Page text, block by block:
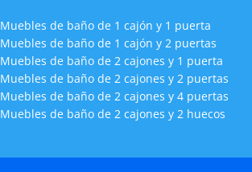
Muebles de baño de 1 cajón y 1 puerta
Muebles de baño de 1 cajón y 2 puertas
Muebles de baño de 2 cajones y 1 puerta
Muebles de baño de 2 cajones y 2 puertas
Muebles de baño de 2 cajones y 4 puertas
Muebles de baño de 2 cajones y 2 huecos